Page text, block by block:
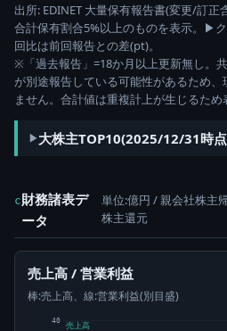
出所: EDINET 大量保有報告書(変更/訂
合計保有割合5%以上のものを表示。▶
回比は前回報告との差(pt)。
※「過去報告」=18か月以上更新無し。
が別途報告している可能性があるため
ません。合計値は重複計上が生じるため
大株主TOP10(2025/12/31時
c財務諸表デ
ータ
単位:億円 / 親会社株主
株主還元
売上高 / 営業利益
棒:売上高、線:営業利益(別目盛)
40
売上高